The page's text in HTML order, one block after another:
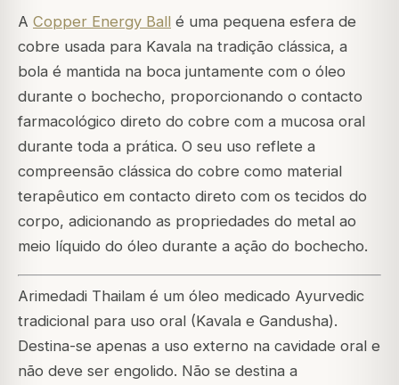
A Copper Energy Ball é uma pequena esfera de
cobre usada para Kavala na tradição clássica, a
bola é mantida na boca juntamente com o óleo
durante o bochecho, proporcionando o contacto
farmacológico direto do cobre com a mucosa oral
durante toda a prática. O seu uso reflete a
compreensão clássica do cobre como material
terapêutico em contacto direto com os tecidos do
corpo, adicionando as propriedades do metal ao
meio líquido do óleo durante a ação do bochecho.
Arimedadi Thailam é um óleo medicado Ayurvedic
tradicional para uso oral (Kavala e Gandusha).
Destina-se apenas a uso externo na cavidade oral e
não deve ser engolido. Não se destina a